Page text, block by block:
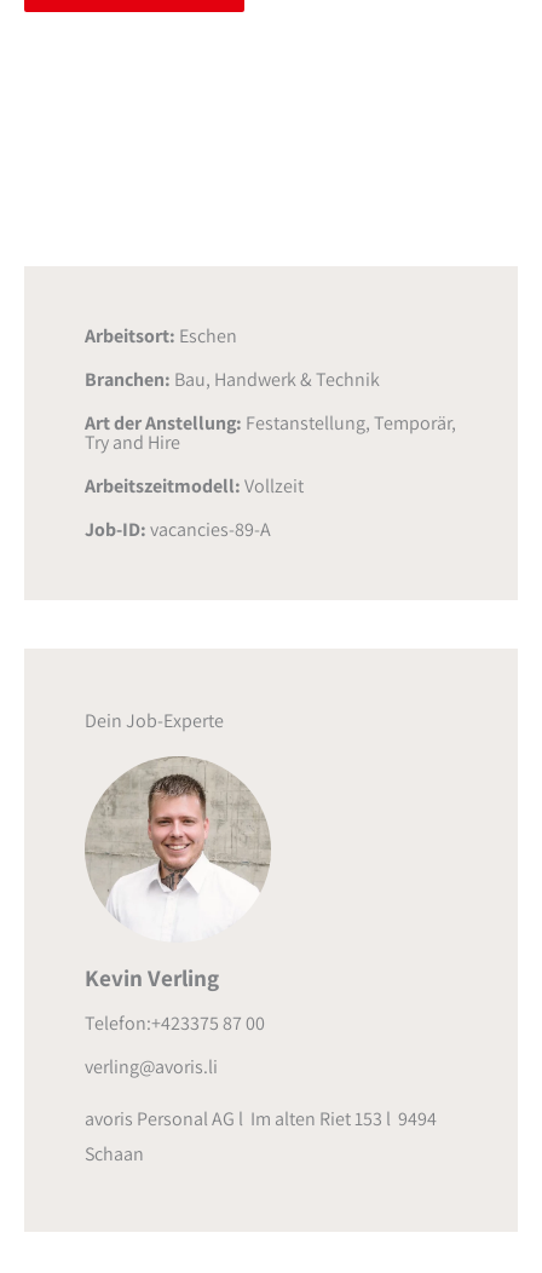
Arbeitsort: Eschen
Branchen: Bau, Handwerk & Technik
Art der Anstellung: Festanstellung,Temporär,
Try and Hire
Arbeitszeitmodell:Vollzeit
Job-ID:vacancies-89-A
Dein Job-Experte
Kevin Verling
Telefon:+423375 87 00
verling@avoris.li
avoris Personal AG l Im alten Riet 153 l 9494
Schaan